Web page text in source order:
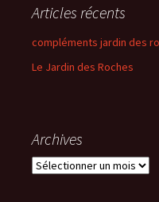
Articles récents
compléments jardin des
Le Jardin des Roches
Archives
Archives